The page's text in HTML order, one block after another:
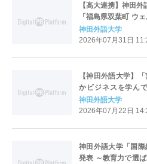
【高大連携】神田
「福島県双葉町 ウ
東日本大震災から15
計図」を構想 ―
神田外語大学
2026年07月31日
【神田外語大学】
かビジネスを学ん
て、世界と日本を
催 ～2028年4月設
神田外語大学
2026年07月22日
神田外語大学「国
発表 ～教育力で選